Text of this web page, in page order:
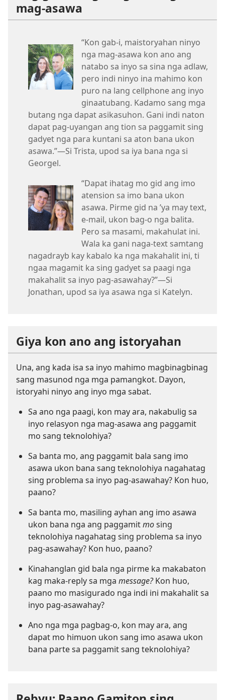
mag-asawa
“Kon gab-i, maistoryahan ninyo
nga mag-asawa kon ano ang
natabo sa inyo sa sina nga adlaw,
pero indi ninyo ina mahimo kon
puro na lang cellphone ang inyo
ginaatubang. Kadamo sang mga
butang nga dapat asikasuhon. Gani indi naton
dapat pag-uyangan ang tion sa paggamit sing
gadyet nga para kuntani sa aton bana ukon
asawa.”—Si Trista, upod sa iya bana nga si
Georgel.
“Dapat ihatag mo gid ang imo
atension sa imo bana ukon
asawa. Pirme gid na ’ya may text,
e-mail, ukon bag-o nga balita.
Pero sa masami, makahulat ini.
Wala ka gani naga-text samtang
nagadrayb kay kabalo ka nga makahalit ini, ti
ngaa magamit ka sing gadyet sa paagi nga
makahalit sa inyo pag-asawahay?”—Si
Jonathan, upod sa iya asawa nga si Katelyn.
Giya kon ano ang istoryahan
Una, ang kada isa sa inyo mahimo magbinagbinag
sang masunod nga mga pamangkot. Dayon,
istoryahi ninyo ang inyo mga sabat.
Sa ano nga paagi, kon may ara, nakabulig sa
inyo relasyon nga mag-asawa ang paggamit
mo sang teknolohiya?
Sa banta mo, ang paggamit bala sang imo
asawa ukon bana sang teknolohiya nagahatag
sing problema sa inyo pag-asawahay? Kon huo,
paano?
Sa banta mo, masiling ayhan ang imo asawa
ukon bana nga ang paggamitmosing
teknolohiya nagahatag sing problema sa inyo
pag-asawahay? Kon huo, paano?
Kinahanglan gid bala nga pirme ka makabaton
kag maka-reply sa mga message?Kon huo,
paano mo masigurado nga indi ini makahalit sa
inyo pag-asawahay?
Ano nga mga pagbag-o, kon may ara, ang
dapat mo himuon ukon sang imo asawa ukon
bana parte sa paggamit sang teknolohiya?